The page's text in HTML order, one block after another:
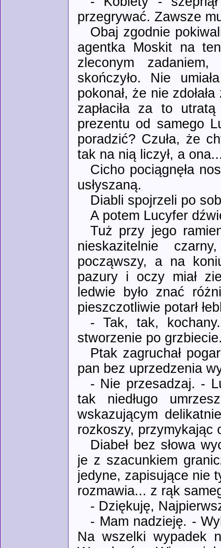
przegrywać. Zawsze
Obaj zgodnie
agentka Moskit na
zleconym
skończyło. Nie
pokonał, że nie
zapłaciła za to
prezentu od samego
poradzić? Czuła, że
tak na nią liczył, a
Cicho pociągnęła
usłyszaną.
Diabli spojrzeli po
A potem Lucyfer
Tuż przy jego
nieskazitelnie
począwszy, a na
pazury i oczy miał
ledwie było znać
pieszczotliwie potarł
- Tak, tak,
stworzenie po
Ptak zagruchał
pan bez uprzedzenia
- Nie przesadzaj. -
tak niedługo
wskazującym
rozkoszy, przymykając
Diabeł bez słowa
je z szacunkiem
jedyne, zapisujące nie
rozmawia... z rąk
- Dziękuję,
- Mam nadzieję. -
Na wszelki wypadek